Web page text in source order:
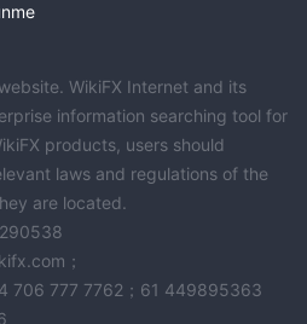
birçok iyi aracı kurum gibi
içeren ayrıntılı bir form
arasında PayPal, VISA,
Yerel İnternet Bankacılığı, Apply
Banka Havalesi ve Yerel Banka
5 destek. Her ikisini de
WikiFX Internet and its
information searching tool for
products, users should
laws and regulations of the
are located.
；
706 777 7762；61 449895363